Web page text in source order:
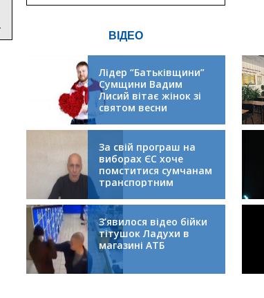
ВІДЕО
Лідер “Батьківщини”
Сумщини Вадим
Лисий вітає жінок зі
святом весни
За свій програш на
виборах ЄС хоче
помститися сумчанам
транспортним
колапсом
З’явилося відео бійки
тітушок Ладухи в
магазині АТБ